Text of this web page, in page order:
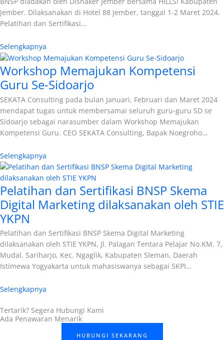
Jember. Dilaksanakan di Hotel 88 Jember, tanggal 1-2 Maret 2024.
Pelatihan dan Sertifikasi…
Selengkapnya
Workshop Memajukan Kompetensi
Guru Se-Sidoarjo
SEKATA Consulting pada bulan Januari, Februari dan Maret 2024
mendapat tugas untuk membersamai seluruh guru-guru SD se
Sidoarjo sebagai narasumber dalam Workshop Memajukan
Kompetensi Guru. CEO SEKATA Consulting, Bapak Noegroho…
Selengkapnya
Pelatihan dan Sertifikasi BNSP Skema
Digital Marketing dilaksanakan oleh STIE
YKPN
Pelatihan dan Sertifikasi BNSP Skema Digital Marketing
dilaksanakan oleh STIE YKPN, Jl. Palagan Tentara Pelajar No.KM. 7,
Mudal, Sariharjo, Kec. Ngaglik, Kabupaten Sleman, Daerah
Istimewa Yogyakarta untuk mahasiswanya sebagai SKPI…
Selengkapnya
Tertarik? Segera Hubungi Kami
Ada Penawaran Menarik
HUBUNGI SEKARANG